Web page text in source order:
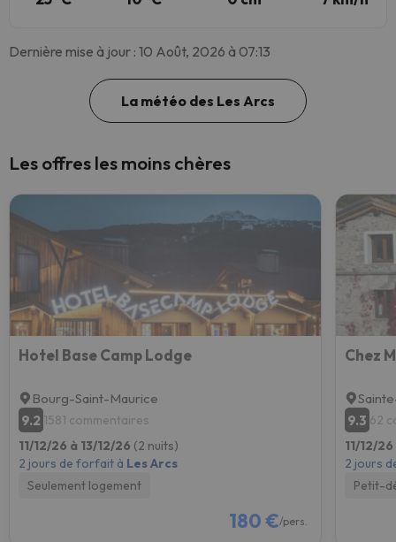
Dernière mise à jour : 10 Août, 2026 à 07:13
La météo des Les Arcs
Les offres les moins chères
Hotel Base Camp Lodge
Bourg-Saint-Maurice
9.2 1581 commentaires
11/12/26 à 13/12/26 (2 nuits)
2 jours de forfait à Les Arcs
Seulement logement
180 €/pers.
Chez
9.3 62
11/12/
2 jours
Petit-